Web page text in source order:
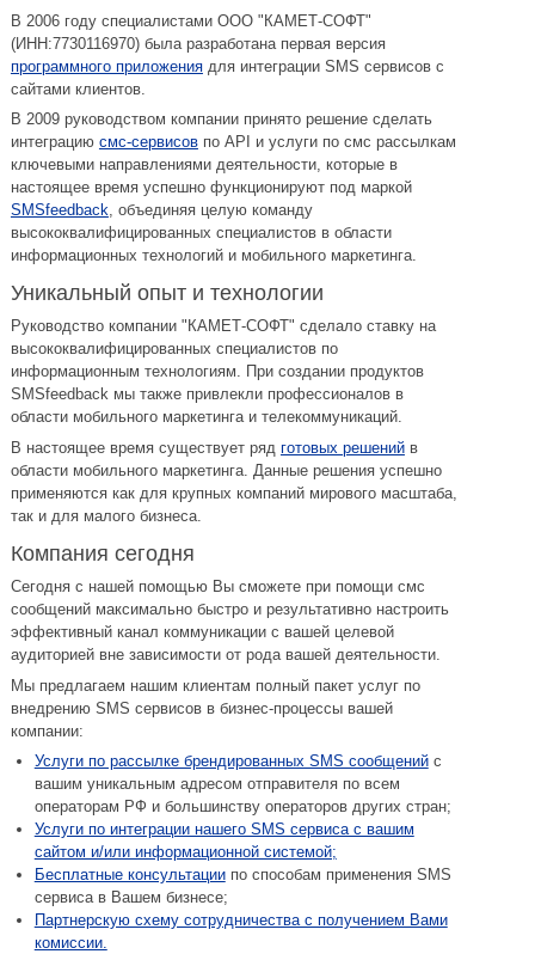
В 2006 году специалистами ООО "КАМЕТ-СОФТ"
(ИНН:7730116970) была разработана первая версия
программного приложениядля интеграции SMS сервисов с
сайтами клиентов.
В 2009 руководством компании принято решение сделать
интеграцию смс-сервисовпо API и услуги по смс рассылкам
ключевыми направлениями деятельности, которые в
настоящее время успешно функционируют под маркой
SMSfeedback, объединяя целую команду
высококвалифицированных специалистов в области
информационных технологий и мобильного маркетинга.
Уникальный опыт и технологии
Руководство компании "КАМЕТ-СОФТ" сделало ставку на
высококвалифицированных специалистов по
информационным технологиям. При создании продуктов
SMSfeedback мы также привлекли профессионалов в
области мобильного маркетинга и телекоммуникаций.
В настоящее время существует ряд готовых решенийв
области мобильного маркетинга. Данные решения успешно
применяются как для крупных компаний мирового масштаба,
так и для малого бизнеса.
Компания сегодня
Сегодня с нашей помощью Вы сможете при помощи смс
сообщений максимально быстро и результативно настроить
эффективный канал коммуникации с вашей целевой
аудиторией вне зависимости от рода вашей деятельности.
Мы предлагаем нашим клиентам полный пакет услуг по
внедрению SMS сервисов в бизнес-процессы вашей
компании:
Услуги по рассылке брендированных SMS сообщенийс
вашим уникальным адресом отправителя по всем
операторам РФ и большинству операторов других стран;
Услуги по интеграции нашего SMS сервиса с вашим
сайтом и/или информационной системой;
Бесплатные консультациипо способам применения SMS
сервиса в Вашем бизнесе;
Партнерскую схему сотрудничества с получением Вами
комиссии.